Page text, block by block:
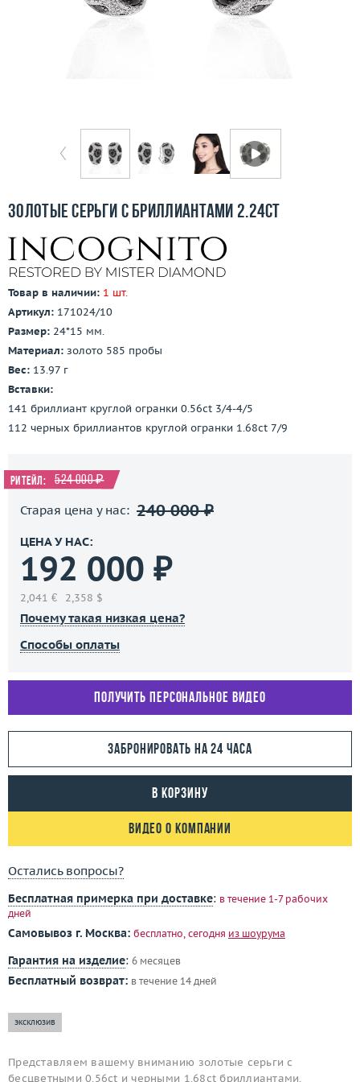
Бесплатная доставка
Контакты
Заказать звонок
Золотые серьги с бриллиантами 2.24ct
Товар в наличии: 1 шт.
Артикул: 171024/10
Размер: 24*15 мм.
Материал: золото 585 пробы
Вес: 13.97 г
Вставки:
141 бриллиант круглой огранки 0.56ct 3/4-4/5
112 черных бриллиантов круглой огранки 1.68ct 7/9
Ритейл: 524 000 ₽
Старая цена у нас: 240 000 ₽
ЦЕНА У НАС:
192 000 ₽
2,041 € 2,358 $
Почему такая низкая цена?
Способы оплаты
Получить персональное видео
Забронировать на 24 часа
В корзину
Видео о компании
Остались вопросы?
Бесплатная примерка при доставке: в течение 1-7 рабочих
дней
Самовывоз г. Москва: бесплатно, сегодня из шоурума
Гарантия на изделие: 6 месяцев
Бесплатный возврат: в течение 14 дней
эксклюзив
Представляем вашему вниманию золотые серьги с
бесцветными 0.56ct и черными 1.68ct бриллиантами.